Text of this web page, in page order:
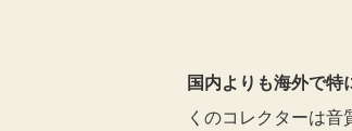
国内よりも海外で特
くのコレクターは